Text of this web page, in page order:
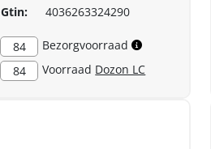
Gtin:
4036263324290
84
Bezorgvoorraad
84
Voorraad Dozon LC